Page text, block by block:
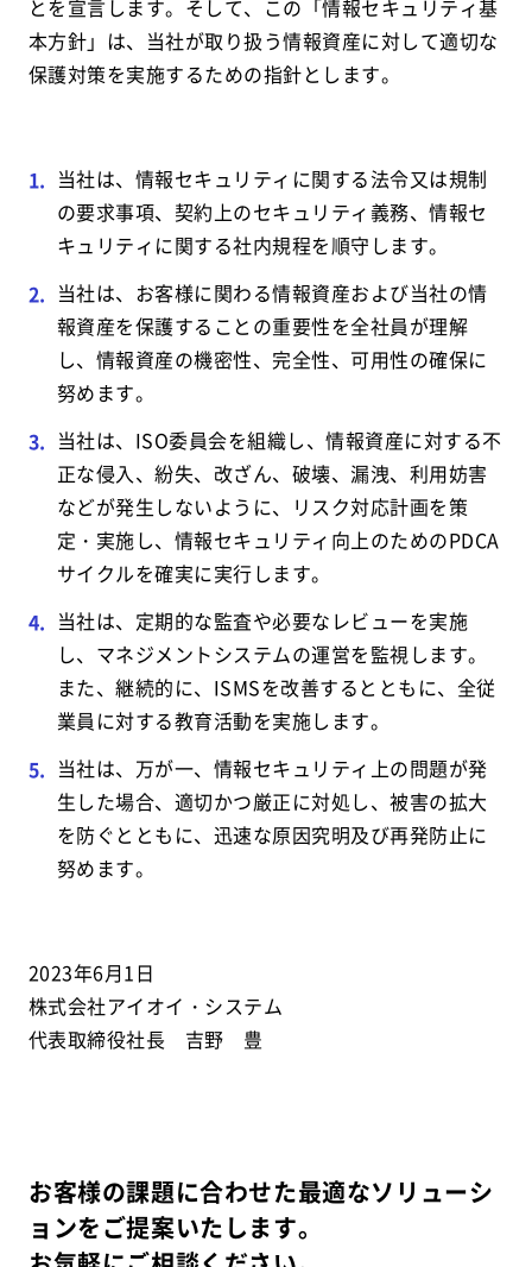
とを宣言します。そして、この「情報セキュリティ基
本方針」は、当社が取り扱う情報資産に対して適切な
保護対策を実施するための指針とします。
当社は、情報セキュリティに関する法令又は規制
の要求事項、契約上のセキュリティ義務、情報セ
キュリティに関する社内規程を順守します。
当社は、お客様に関わる情報資産および当社の情
報資産を保護することの重要性を全社員が理解
し、情報資産の機密性、完全性、可用性の確保に
努めます。
当社は、ISO委員会を組織し、情報資産に対する不
正な侵入、紛失、改ざん、破壊、漏洩、利用妨害
などが発生しないように、リスク対応計画を策
定・実施し、情報セキュリティ向上のためのPDCA
サイクルを確実に実行します。
当社は、定期的な監査や必要なレビューを実施
し、マネジメントシステムの運営を監視します。
また、継続的に、ISMSを改善するとともに、全従
業員に対する教育活動を実施します。
当社は、万が一、情報セキュリティ上の問題が発
生した場合、適切かつ厳正に対処し、被害の拡大
を防ぐとともに、迅速な原因究明及び再発防止に
努めます。
2023年6月1日
株式会社アイオイ・システム
代表取締役社長 吉野 豊
お客様の課題に合わせた最適なソリューシ
ョンをご提案いたします。